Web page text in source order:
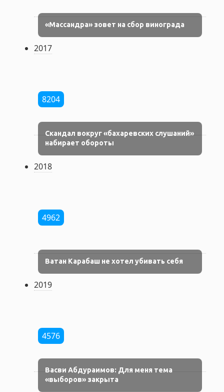
«Массандра» зовет на сбор винограда
2017
8204
Скандал вокруг «бахаревских слушаний»
набирает обороты
2018
4962
Ватан Карабаш не хотел убивать себя
2019
4576
Васви Абдураимов: Для меня тема
«выборов» закрыта